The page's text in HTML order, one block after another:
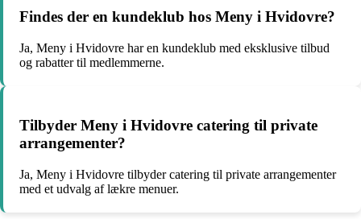
Findes der en kundeklub hos Meny i Hvidovre?
Ja, Meny i Hvidovre har en kundeklub med eksklusive tilbud
og rabatter til medlemmerne.
Tilbyder Meny i Hvidovre catering til private
arrangementer?
Ja, Meny i Hvidovre tilbyder catering til private arrangementer
med et udvalg af lækre menuer.